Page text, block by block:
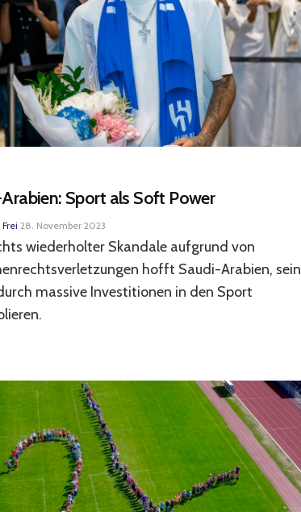
Sport als Soft Power
·28. November 2023
wiederholter Skandale aufgrund von
hofft Saudi-Arabien, sein
massive Investitionen in den Sport